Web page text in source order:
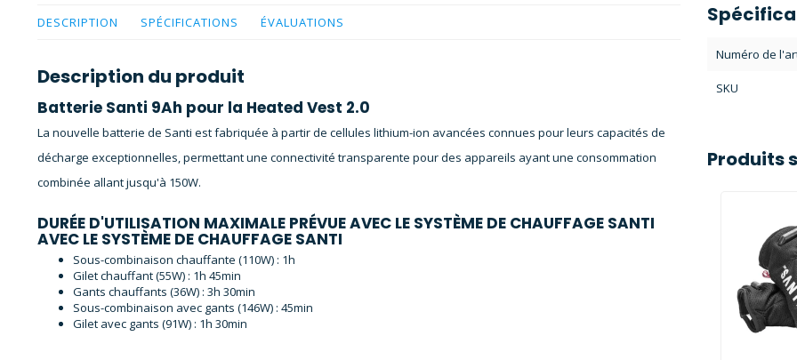
DESCRIPTION SPÉCIFICATIONS ÉVALUATIONS
Description du produit
Batterie Santi 9Ah pour la Heated Vest 2.0
La nouvelle batterie de Santi est fabriquée à partir de cellules lithium-ion avancées connues pour leurs capacités de
décharge exceptionnelles, permettant une connectivité transparente pour des appareils ayant une consommation
combinée allant jusqu'à 150W.
DURÉE D'UTILISATION MAXIMALE PRÉVUE AVEC LE SYSTÈME DE CHAUFFAGE SANTI
AVEC LE SYSTÈME DE CHAUFFAGE SANTI
Sous-combinaison chauffante (110W) : 1h
Gilet chauffant (55W) : 1h 45min
Gants chauffants (36W) : 3h 30min
Sous-combinaison avec gants (146W) : 45min
Gilet avec gants (91W) : 1h 30min
Numéro de
SKU
Produits